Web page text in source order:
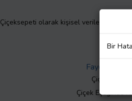
Çiçeksepeti olarak kişisel verilerinizin
Faydalı Bilgiler
Çiçek Bakımı
Çiçek Eşliğinde
Bir